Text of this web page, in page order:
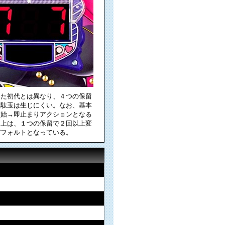
初代とは異なり、４つの保留
玉は生じにくい。なお、基本
→即止まりアクションとなる
は、１つの保留で２回以上変
ォルトとなっている。